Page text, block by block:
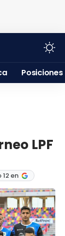
Posiciones
LPF
en